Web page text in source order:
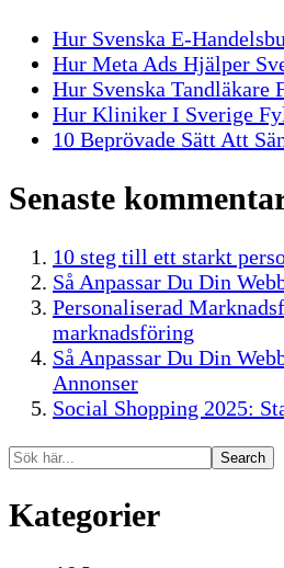
Hur Svenska E-
Hur Meta Ads Hjälper
Hur Svenska Tandläkare
Hur Kliniker I Sverige
10 Beprövade Sätt Att
Senaste
10 steg till ett starkt
Så Anpassar Du Din
Personaliserad
marknadsföring
Så Anpassar Du Din
Annonser
Social Shopping 2025:
Search
Kategorier